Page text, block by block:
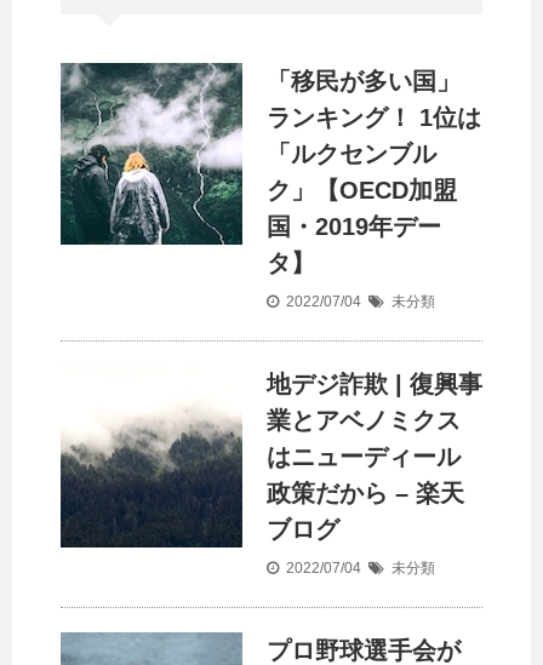
「移民が多い国」
ランキング！ 1位は
「ルクセンブル
ク」【OECD加盟
国・2019年デー
タ】
2022/07/04 未分類
地デジ詐欺 | 復興事
業とアベノミクス
はニューディール
政策だから – 楽天
ブログ
2022/07/04 未分類
プロ野球選手会が